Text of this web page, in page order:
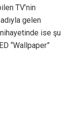
TV’nin
gelen
ise şu
“Wallpaper”